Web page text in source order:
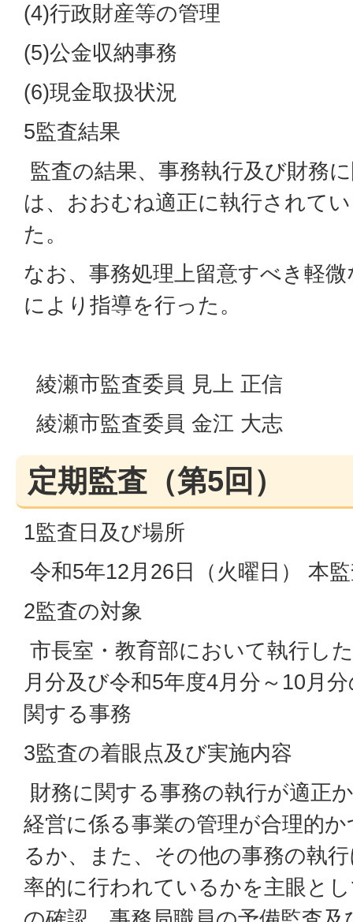
(4)行政財産等の管理
(5)公金収納事務
(6)現金取扱状況
5監査結果
監査の結果、事務執行及び財務
は、おおむね適正に執行されて
た。
なお、事務処理上留意すべき軽
により指導を行った。
綾瀬市監査委員 見上 正信
綾瀬市監査委員 金江 大志
定期監査（第5回）
1監査日及び場所
令和5年12月26日（火曜日） 本
2監査の対象
市長室・教育部において執行し
月分及び令和5年度4月分～10月
関する事務
3監査の着眼点及び実施内容
財務に関する事務の執行が適正
経営に係る事業の管理が合理的
るか、また、その他の事務の執
率的に行われているかを主眼と